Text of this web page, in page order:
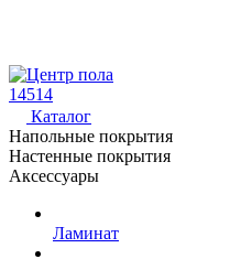
14514
Каталог
Напольные покрытия
Настенные покрытия
Аксессуары
Ламинат